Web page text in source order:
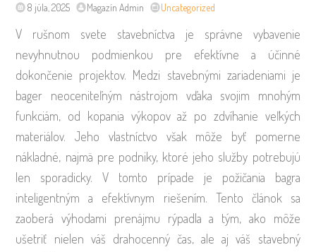
8 júla, 2025 Magazín Admin Uncategorized
V rušnom svete stavebníctva je správne vybavenie
nevyhnutnou podmienkou pre efektívne a účinné
dokončenie projektov. Medzi stavebnými zariadeniami je
bager neoceniteľným nástrojom vďaka svojim mnohým
funkciám, od kopania výkopov až po zdvíhanie veľkých
materiálov. Jeho vlastníctvo však môže byť pomerne
nákladné, najmä pre podniky, ktoré jeho služby potrebujú
len sporadicky. V tomto prípade je požičania bagra
inteligentným a efektívnym riešením. Tento článok sa
zaoberá výhodami prenájmu rýpadla a tým, ako môže
ušetriť nielen váš drahocenný čas, ale aj váš stavebný